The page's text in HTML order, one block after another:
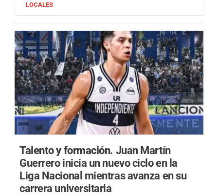
LOCALES
Talento y formación. Juan Martín
Guerrero inicia un nuevo ciclo en la
Liga Nacional mientras avanza en su
carrera universitaria